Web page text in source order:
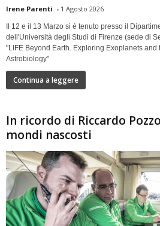
Irene Parenti - 1 Agosto 2026
Il 12 e il 13 Marzo si è tenuto presso il
dell'Università degli Studi di Firenze (sede di
"LIFE Beyond Earth. Exploring Exoplanets and
Astrobiology"
Continua a leggere
In ricordo di Riccardo
mondi nascosti